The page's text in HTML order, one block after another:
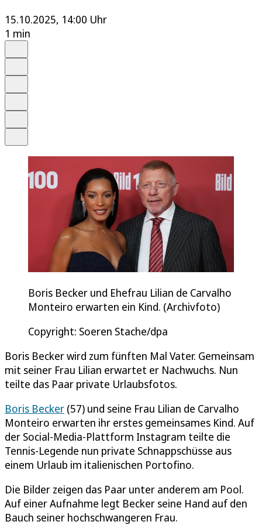
15.10.2025, 14:00 Uhr
1 min
Boris Becker und Ehefrau Lilian de Carvalho
Monteiro erwarten ein Kind. (Archivfoto)
Copyright: Soeren Stache/dpa
Boris Becker wird zum fünften Mal Vater. Gemeinsam
mit seiner Frau Lilian erwartet er Nachwuchs. Nun
teilte das Paar private Urlaubsfotos.
Boris Becker (57) und seine Frau Lilian de Carvalho
Monteiro erwarten ihr erstes gemeinsames Kind. Auf
der Social-Media-Plattform Instagram teilte die
Tennis-Legende nun private Schnappschüsse aus
einem Urlaub im italienischen Portofino.
Die Bilder zeigen das Paar unter anderem am Pool.
Auf einer Aufnahme legt Becker seine Hand auf den
Bauch seiner hochschwangeren Frau.